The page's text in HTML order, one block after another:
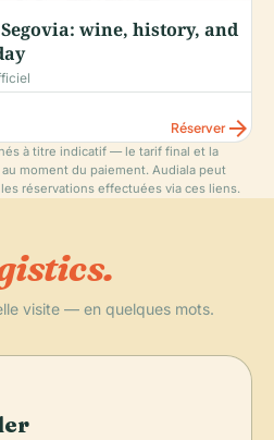
wine, history, and
Réserverarrow_forward
à titre indicatif — le tarif final et la
moment du paiement. Audiala peut
réservations effectuées via ces liens.
visite — en quelques mots.